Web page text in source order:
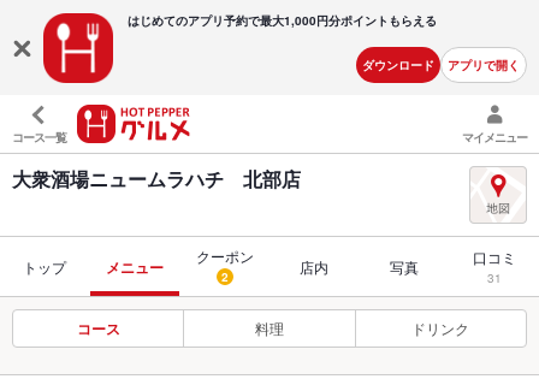
はじめてのアプリ予約で最大1,000円分ポイントもらえる
ダウンロード アプリで開く
コース一覧 マイメニュー
大衆酒場ニュームラハチ 北部店
トップ メニュー
クーポン
2 店内 写真 口コミ
31
コース 料理 ドリンク